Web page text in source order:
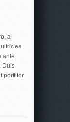
a
ante
Duis
porttitor